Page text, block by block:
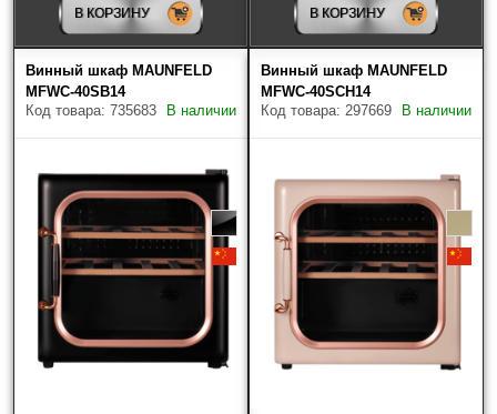
В КОРЗИНУ В КОРЗИНУ
Винный шкаф MAUNFELD
MFWC-40SB14
Код товара: 735683
В наличии
Винный шкаф MAUNFELD
MFWC-40SCH14
Код товара: 297669
В наличии